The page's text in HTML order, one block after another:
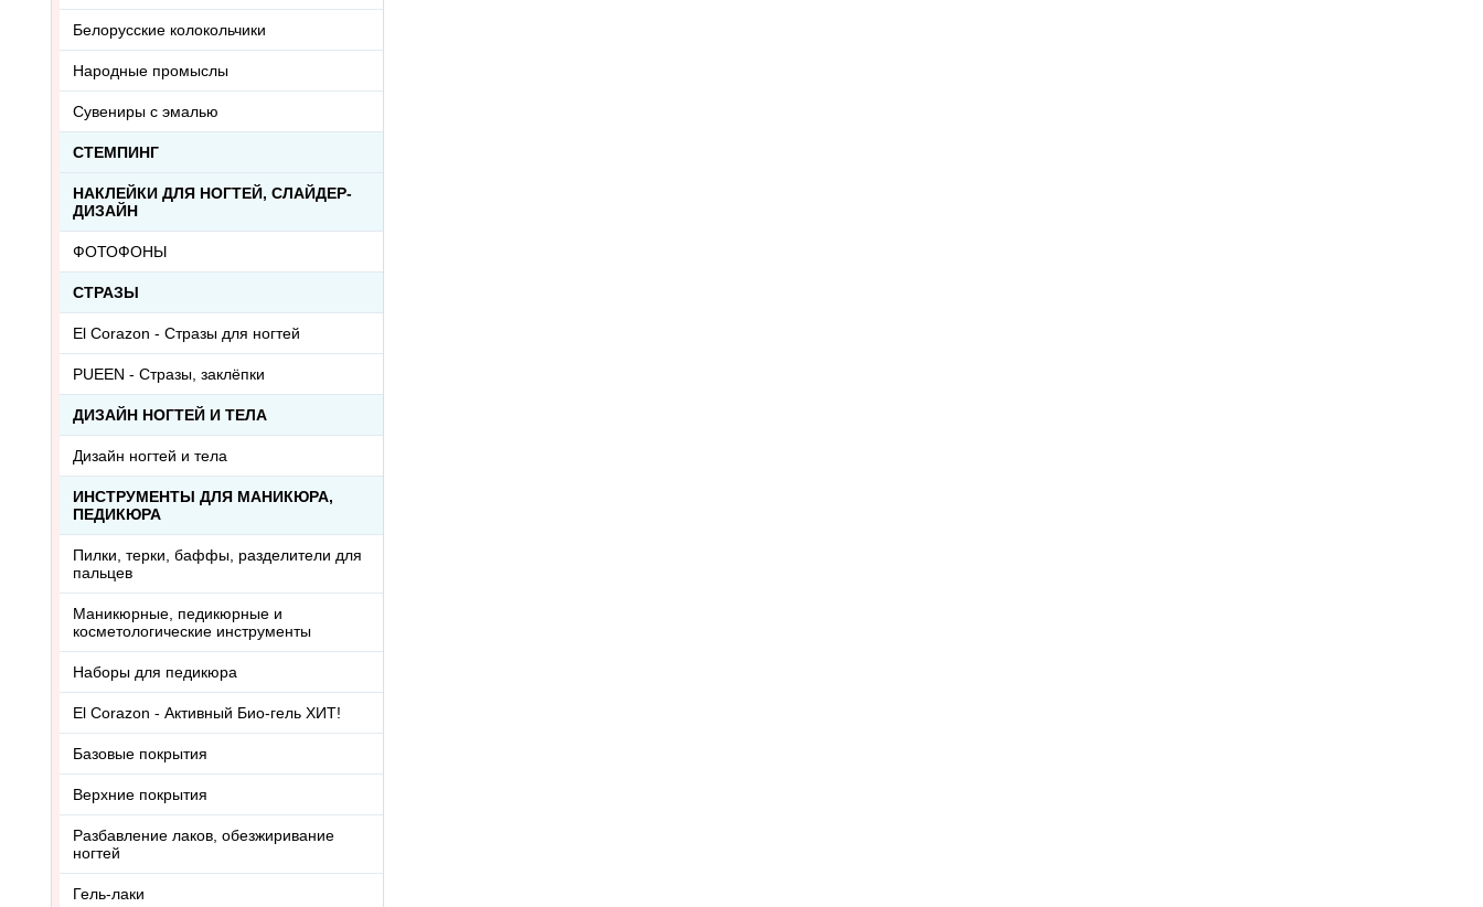
Белорусские колокольчики
Народные промыслы
Сувениры с эмалью
СТЕМПИНГ
НАКЛЕЙКИ ДЛЯ НОГТЕЙ, СЛАЙДЕР-
ДИЗАЙН
ФОТОФОНЫ
СТРАЗЫ
El Corazon - Стразы для ногтей
PUEEN - Cтразы, заклёпки
ДИЗАЙН НОГТЕЙ И ТЕЛА
Дизайн ногтей и тела
ИНСТРУМЕНТЫ ДЛЯ МАНИКЮРА,
ПЕДИКЮРА
Пилки, терки, баффы, разделители для
пальцев
Маникюрные, педикюрные и
косметологические инструменты
Наборы для педикюра
El Corazon - Активный Био-гель ХИТ!
Базовые покрытия
Верхние покрытия
Разбавление лаков, обезжиривание
ногтей
Гель-лаки